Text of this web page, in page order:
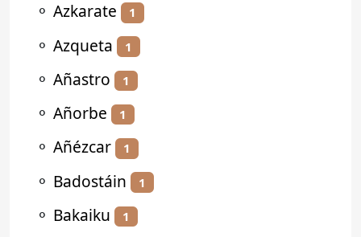
⚬ Azkarate 1
⚬ Azqueta 1
⚬ Añastro 1
⚬ Añorbe 1
⚬ Añézcar 1
⚬ Badostáin 1
⚬ Bakaiku 1